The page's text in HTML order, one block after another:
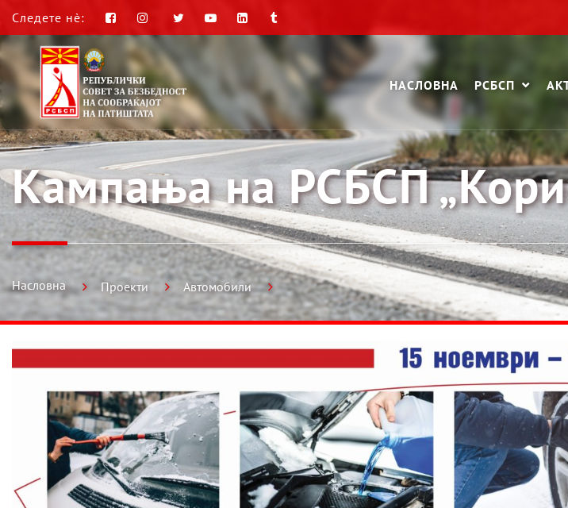
Следете нè:
НАСЛОВНА РСБСП
Кампања на РСБСП
Насловна Проекти Автомобили